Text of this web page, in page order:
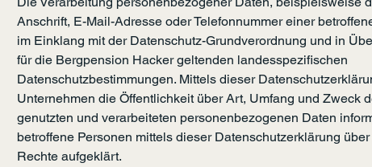
Anschrift, E-Mail-Adresse oder Telefonnummer einer
im Einklang mit der Datenschutz-Grundverordnung und in
für die Bergpension Hacker geltenden landesspezifischen
Datenschutzbestimmungen. Mittels dieser
Unternehmen die Öffentlichkeit über Art, Umfang und Zweck
genutzten und verarbeiteten personenbezogenen Daten
betroffene Personen mittels dieser Datenschutzerklärung
Rechte aufgeklärt.